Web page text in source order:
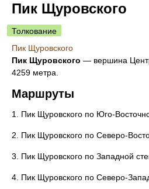
Пик Щуровского
Толкование
Пик Щуровского
Пик Щуровского — вершина
4259 метра.
Маршруты
1. Пик Щуровского по Юго-
2. Пик Щуровского по Северо-
3. Пик Щуровского по Западной
4. Пик Щуровского по Северо-